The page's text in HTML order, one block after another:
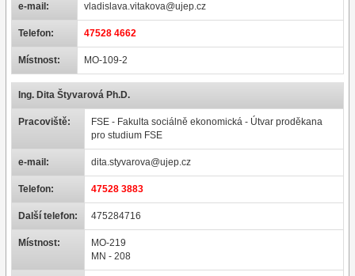
e-mail: vladislava.vitakova@ujep.cz
Telefon: 47528 4662
Místnost: MO-109-2
Ing. Dita Štyvarová Ph.D.
Pracoviště:
FSE - Fakulta sociálně ekonomická - Útvar proděkana
pro studium FSE
e-mail: dita.styvarova@ujep.cz
Telefon: 47528 3883
Další telefon: 475284716
Místnost:
MO-219
MN - 208